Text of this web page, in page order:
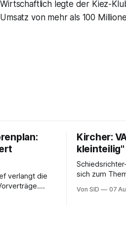
legte der Kiez-
von mehr als 100
verlangt die
sein.
Kircher:
sich zum
Von SID 07